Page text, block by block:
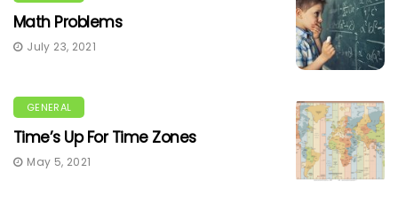
Math Problems
July 23, 2021
GENERAL
Time’s Up For Time Zones
May 5, 2021